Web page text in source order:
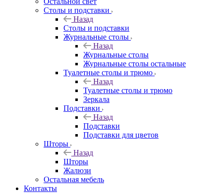
Столы и подставки
Назад
Столы и подставки
Журнальные столы
Назад
Журнальные столы
Журнальные столы остальные
Туалетные столы и трюмо
Назад
Туалетные столы и трюмо
Зеркала
Подставки
Назад
Подставки
Подставки для цветов
Шторы
Назад
Шторы
Жалюзи
Остальная мебель
Контакты